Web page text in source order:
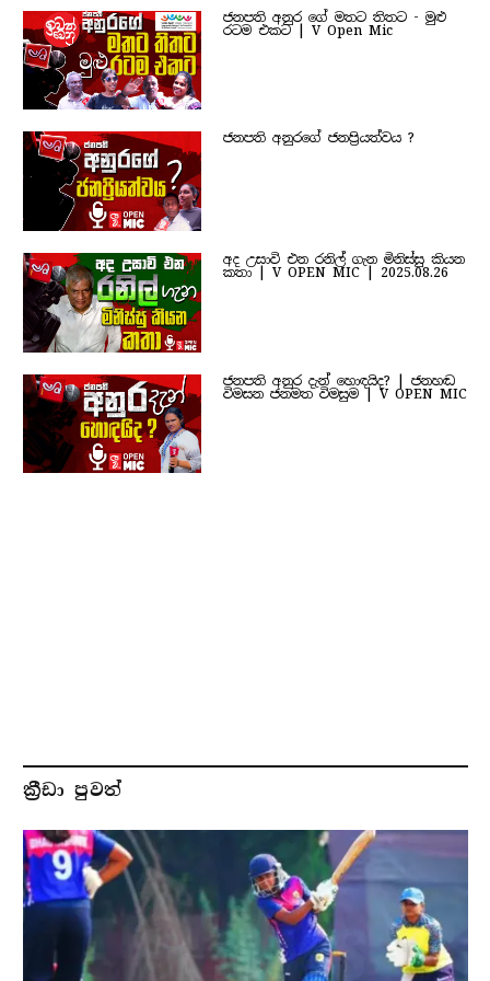
ජනපති අනුර ගේ මතට තිතට - මුළු
රටම එකට | V Open Mic
ජනපති අනුරගේ ජනප්‍රියත්වය ?
අද උසාවි එන රනිල් ගැන මිනිස්සු කියන
කතා | V OPEN MIC | 2025.08.26
ජනපති අනුර දැන් හොඳයිද? | ජනහඬ
විමසන ජනමත විමසුම | V OPEN MIC
ක්‍රීඩා පුවත්